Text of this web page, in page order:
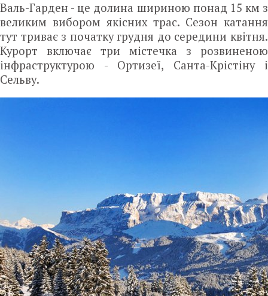
Валь-Гарден - це долина шириною понад 15 км з
великим вибором якісних трас. Сезон катання
тут триває з початку грудня до середини квітня.
Курорт включає три містечка з розвиненою
інфраструктурою - Ортизеї, Санта-Крістіну і
Сельву.